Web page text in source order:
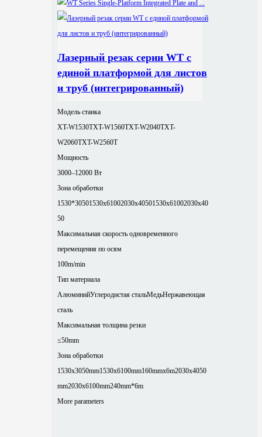
Лазерный резак серии WT с
единой платформой для листов
и труб (интегрированный)
Модель станка
XT-W1530TXT-W1560TXT-W2040TXT-
W2060TXT-W2560T
Мощность
3000–12000 Вт
Зона обработки
1530*30501530x61002030x40501530x61002030x40
50
Максимальная скорость одновременного
перемещения по осям
100m/min
Тип материала
АлюминийУглеродистая стальМедьНержавеющая
сталь
Максимальная толщина резки
≤50mm
Зона обработки
1530x3050mm1530x6100mm160mmx6m2030x4050
mm2030x6100mm240mm*6m
More parameters